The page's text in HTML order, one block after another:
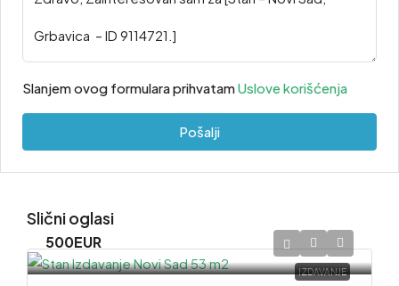
Slanjem ovog formulara prihvatamUslove korišćenja
Pošalji
Slični oglasi
IZDAVANJE
500EUR